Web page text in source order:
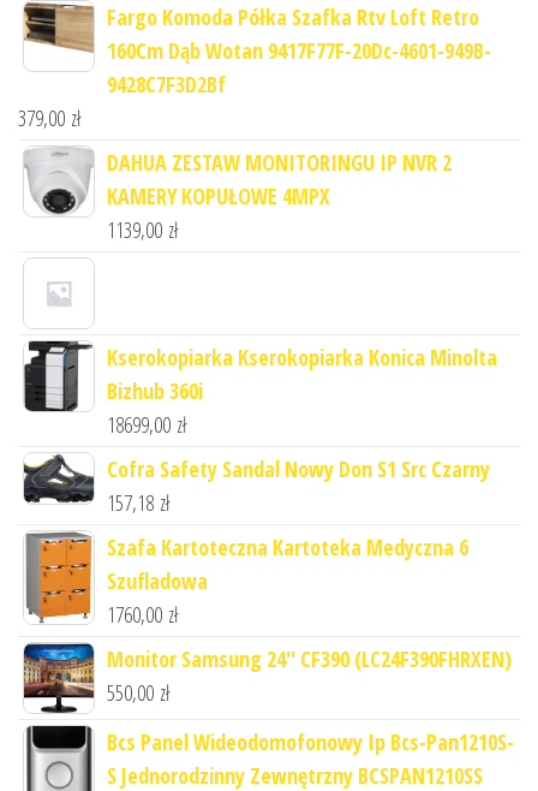
Fargo Komoda Półka Szafka Rtv Loft Retro
160Cm Dąb Wotan 9417F77F-20Dc-4601-949B-
9428C7F3D2Bf
379,00 zł
DAHUA ZESTAW MONITORINGU IP NVR 2
KAMERY KOPUŁOWE 4MPX
1139,00 zł
Kserokopiarka Kserokopiarka Konica Minolta
Bizhub 360i
18699,00 zł
Cofra Safety Sandal Nowy Don S1 Src Czarny
157,18 zł
Szafa Kartoteczna Kartoteka Medyczna 6
Szufladowa
1760,00 zł
Monitor Samsung 24'' CF390 (LC24F390FHRXEN)
550,00 zł
Bcs Panel Wideodomofonowy Ip Bcs-Pan1210S-
S Jednorodzinny Zewnętrzny BCSPAN1210SS